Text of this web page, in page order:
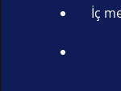
İç